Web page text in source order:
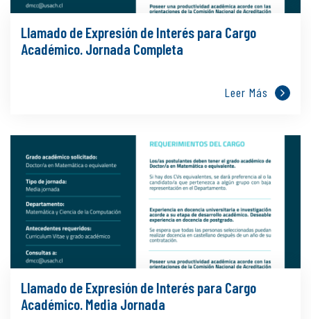
Llamado de Expresión de Interés para Cargo
Académico. Jornada Completa
Leer Más
Llamado de Expresión de Interés para Cargo
Académico. Media Jornada